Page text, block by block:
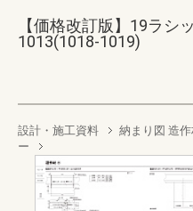
【価格改訂版】19ラシ
1013(1018-1019)
設計・施工資料 納まり図 造
ー